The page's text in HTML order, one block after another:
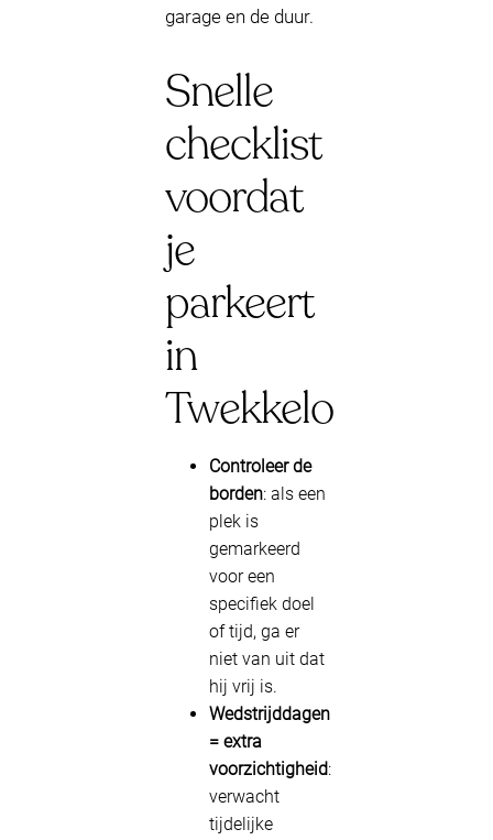
garage en de duur.
Snelle
checklist
voordat
je
parkeert
in
Twekkelo
Controleer de
borden: als een
plek is
gemarkeerd
voor een
specifiek doel
of tijd, ga er
niet van uit dat
hij vrij is.
Wedstrijddagen
= extra
voorzichtigheid:
verwacht
tijdelijke